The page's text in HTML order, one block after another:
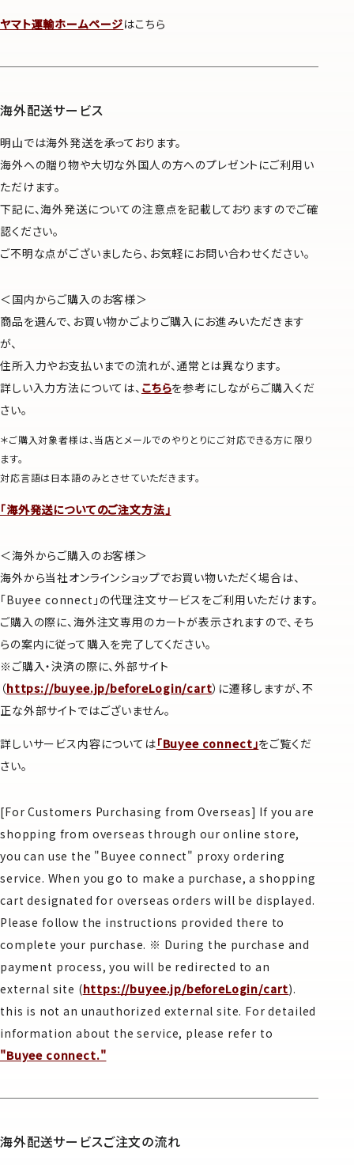
ヤマト運輸ホームページはこちら
海外配送サービス
明山では海外発送を承っております。
海外への贈り物や大切な外国人の方へのプレゼントにご利用い
ただけます。
下記に、海外発送についての注意点を記載しておりますのでご確
認ください。
ご不明な点がございましたら、お気軽にお問い合わせください。
＜国内からご購入のお客様＞
商品を選んで、お買い物かごよりご購入にお進みいただきます
が、
住所入力やお支払いまでの流れが、通常とは異なります。
詳しい入力方法については、 こちらを参考にしながらご購入くだ
さい。
＊ご購入対象者様は、当店とメールでのやりとりにご対応できる方に限り
ます。
対応言語は日本語のみとさせていただきます。
「海外発送についてのご注文方法」
＜海外からご購入のお客様＞
海外から当社オンラインショップでお買い物いただく場合は、
「Buyee connect」の代理注文サービスをご利用いただけます。
ご購入の際に、海外注文専用のカートが表示されますので、そち
らの案内に従って購入を完了してください。
※ご購入・決済の際に、外部サイト
（https://buyee.jp/beforeLogin/cart）に遷移しますが、不
正な外部サイトではございません。
詳しいサービス内容については「Buyee connect」をご覧くだ
さい。
[For Customers Purchasing from Overseas] If you are
shopping from overseas through our online store,
you can use the "Buyee connect" proxy ordering
service. When you go to make a purchase, a shopping
cart designated for overseas orders will be displayed.
Please follow the instructions provided there to
complete your purchase. ※ During the purchase and
payment process, you will be redirected to an
external site (https://buyee.jp/beforeLogin/cart).
this is not an unauthorized external site. For detailed
information about the service, please refer to
"Buyee connect."
海外配送サービスご注文の流れ